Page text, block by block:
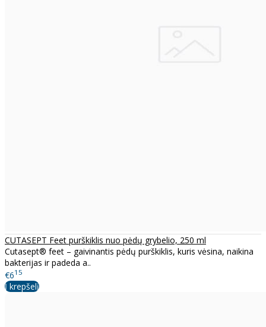
CUTASEPT Feet purškiklis nuo pėdų grybelio, 250 ml
Cutasept® feet – gaivinantis pėdų purškiklis, kuris vėsina, naikina
bakterijas ir padeda a..
€615
Į krepšelį